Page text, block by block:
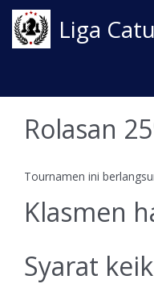
Liga
Rolasan
Tournamen ini
Klasmen
Syarat